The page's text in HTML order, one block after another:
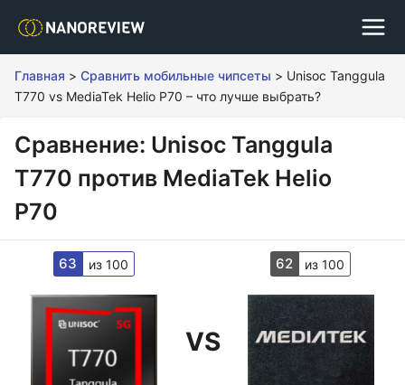
Главная > Сравнить мобильные чипсеты > Unisoc Tanggula
T770 vs MediaTek Helio P70 – что лучше выбрать?
Сравнение: Unisoc Tanggula
T770 против MediaTek Helio
P70
63 из 100
VS
62 из 100